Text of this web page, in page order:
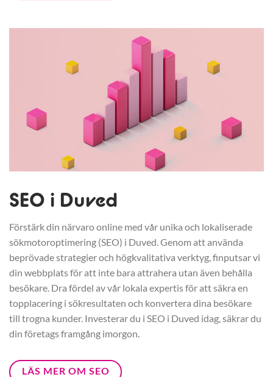
SEO i Duved
Förstärk din närvaro online med vår unika och lokaliserade
sökmotoroptimering (SEO) i Duved. Genom att använda
beprövade strategier och högkvalitativa verktyg, finputsar vi
din webbplats för att inte bara attrahera utan även behålla
besökare. Dra fördel av vår lokala expertis för att säkra en
topplacering i sökresultaten och konvertera dina besökare
till trogna kunder. Investerar du i SEO i Duved idag, säkrar du
din företags framgång imorgon.
LÄS MER OM SEO